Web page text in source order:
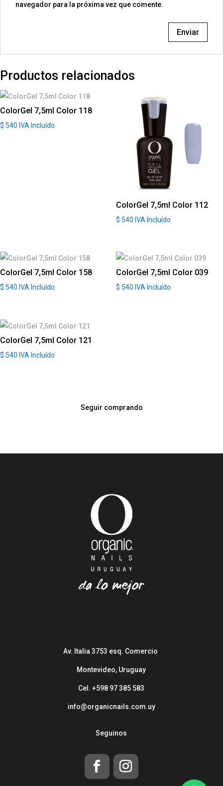
navegador para la próxima vez que comente.
Productos relacionados
ColorGel 7,5ml Color 118
$ 540 IVA Incluído
ColorGel 7,5ml Color 112
$ 540 IVA Incluído
ColorGel 7,5ml Color 158
$ 540 IVA Incluído
ColorGel 7,5ml Color 039
$ 540 IVA Incluído
ColorGel 7,5ml Color 121
$ 540 IVA Incluído
Seguir comprando
Av. Italia 3753 esq. Comercio
Montevideo, Uruguay
Cel. +598 97 385 583
info@organicnails.com.uy
Seguinos